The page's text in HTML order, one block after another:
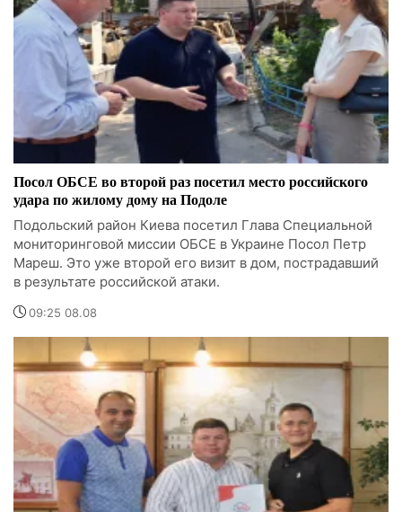
Посол ОБСЕ во второй раз посетил место российского
удара по жилому дому на Подоле
Подольский район Киева посетил Глава Специальной
мониторинговой миссии ОБСЕ в Украине Посол Петр
Мареш. Это уже второй его визит в дом, пострадавший
в результате российской атаки.
09:25 08.08